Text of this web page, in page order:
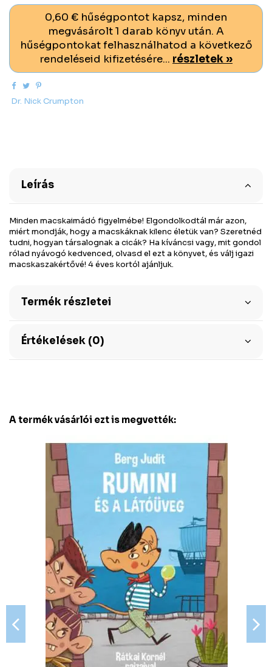
0,60 € hűségpontot kapsz, minden
megvásárolt 1 darab könyv után. A
hűségpontokat felhasználhatod a következő
rendeléseid kifizetésére... részletek »
Dr. Nick Crumpton
Leírás
Minden macskaimádó figyelmébe! Elgondolkodtál már azon,
miért mondják, hogy a macskáknak kilenc életük van? Szeretnéd
tudni, hogyan társalognak a cicák? Ha kíváncsi vagy, mit gondol
rólad nyávogó kedvenced, olvasd el ezt a könyvet, és válj igazi
macskaszakértővé! 4 éves kortól ajánljuk.
Termék részletei
Értékelések (0)
A termék vásárlói ezt is megvették: